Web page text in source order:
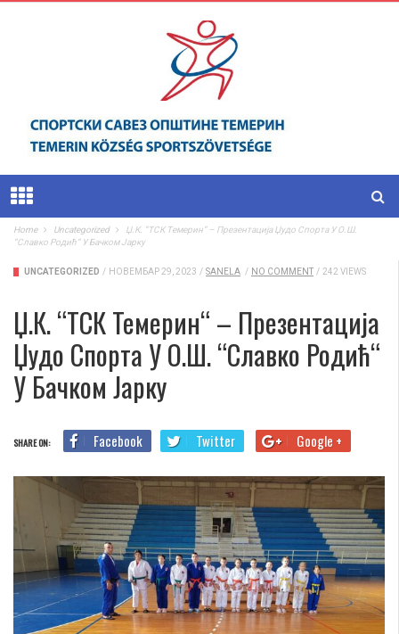
Home Uncategorized
Џ.К. “ТСК Темерин“ – Презентација Џудо Спорта У О.Ш.
“Славко Родић“ У Бачком Јарку
UNCATEGORIZED / НОВЕМБАР 29, 2023 / SANELA / NO COMMENT / 242 VIEWS
Џ.К. “ТСК Темерин“ – Презентација
Џудо Спорта У О.Ш. “Славко Родић“
У Бачком Јарку
SHARE ON: Facebook Twitter Google +